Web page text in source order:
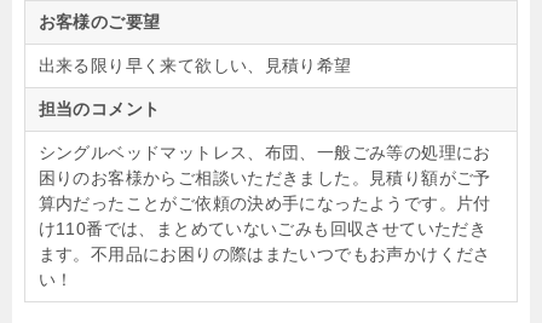
お客様のご要望
出来る限り早く来て欲しい、見積り希望
担当のコメント
シングルベッドマットレス、布団、一般ごみ等の処理にお
困りのお客様からご相談いただきました。見積り額がご予
算内だったことがご依頼の決め手になったようです。片付
け110番では、まとめていないごみも回収させていただき
ます。不用品にお困りの際はまたいつでもお声かけくださ
い！